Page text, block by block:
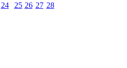
24 25 26 27 28